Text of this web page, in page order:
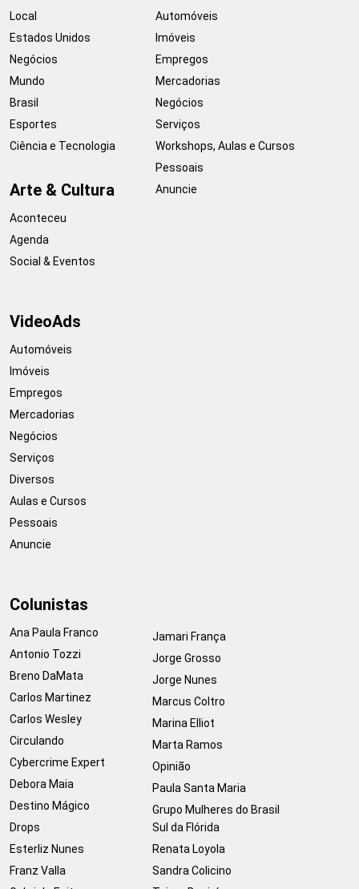
Local
Estados Unidos
Negócios
Mundo
Brasil
Esportes
Ciência e Tecnologia
Arte & Cultura
Aconteceu
Agenda
Social & Eventos
Automóveis
Imóveis
Empregos
Mercadorias
Negócios
Serviços
Workshops, Aulas e Cursos
Pessoais
Anuncie
VideoAds
Automóveis
Imóveis
Empregos
Mercadorias
Negócios
Serviços
Diversos
Aulas e Cursos
Pessoais
Anuncie
Colunistas
Ana Paula Franco
Antonio Tozzi
Breno DaMata
Carlos Martinez
Carlos Wesley
Circulando
Cybercrime Expert
Debora Maia
Destino Mágico
Drops
Esterliz Nunes
Franz Valla
Jamari França
Jorge Grosso
Jorge Nunes
Marcus Coltro
Marina Elliot
Marta Ramos
Opinião
Paula Santa Maria
Grupo Mulheres do Brasil
Sul da Flórida
Renata Loyola
Sandra Colicino